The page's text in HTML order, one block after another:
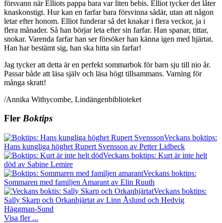
försvann när Elliots pappa bara var liten bebis. Elliot tycker det låter
knaskonstigt. Hur kan en farfar bara försvinna sådär, utan att någon
letar efter honom. Elliot funderar så det knakar i flera veckor, ja i
flera månader. Så han börjar leta efter sin farfar. Han spanar, tittar,
snokar. Varenda farfar han ser försöker han känna igen med hjärtat.
Han har bestämt sig, han ska hitta sin farfar!
Jag tycker att detta är en perfekt sommarbok för barn sju till nio år.
Passar både att läsa själv och läsa högt tillsammans. Varning för
många skratt!
/Annika Withycombe, Lindängenbiblioteket
Fler Boktips
Veckans boktips:
Hans kungliga höghet Rupert Svensson av Petter Lidbeck
Veckans boktips: Kurt är inte helt
död av Sabine Lemire
Veckans boktips:
Sommaren med familjen Amarant av Elin Ruuth
Veckans boktips:
Sally Skarp och Orkanhjärtat av Linn Åslund och Hedvig
Häggman-Sund
Visa fler ...